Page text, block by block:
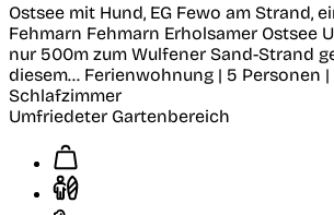
Ostsee mit Hund, EG Fewo am Strand,
Fehmarn Fehmarn Erholsamer Ostsee
nur 500m zum Wulfener Sand-Strand
diesem... Ferienwohnung | 5 Personen |
Schlafzimmer
Umfriedeter Gartenbereich